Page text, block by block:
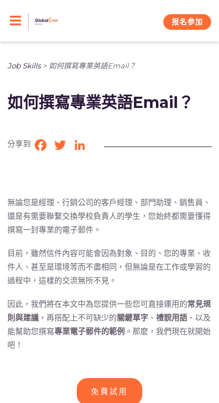
报名参加
Job Skills> 如何撰寫專業英語Email？
如何撰寫專業英語Email？
分享到 Facebook
TwitterLinkedIn
無論您是經理、行銷公司的客戶經理、部門助理、銷售員、
還是有需要聯繫交換學校負責人的學生，您始終都需要懂得
撰寫一封專業的電子郵件。
目前，雖然信件內容可能會因為對象、目的、您的專業、收
件人、甚至是環境等而不盡相同，但無論是在工作或學習的
過程中，這樣的交流無所不見。
因此，我們將在本文中為您提供一些您可直接運用的常見規
則與建議 ，再搭配上不可缺少的 關鍵單字 、 禮貌用語 、以及
能幫助您撰寫專業電子郵件的範例 。那麼，我們現在就開始
吧！
免費試用